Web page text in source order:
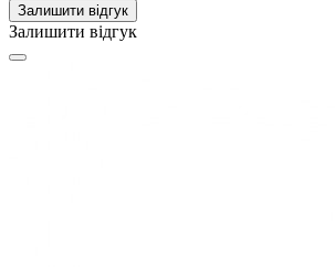
Залишити відгук
Залишити відгук